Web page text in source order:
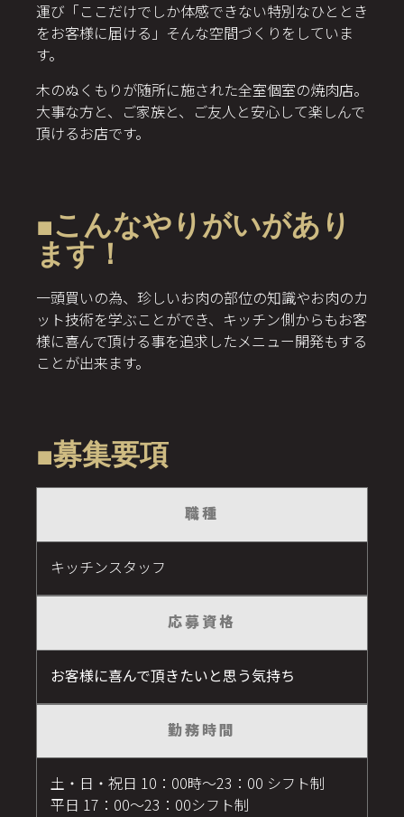
運び「ここだけでしか体感できない特別なひととき
をお客様に届ける」そんな空間づくりをしていま
す。
木のぬくもりが随所に施された全室個室の焼肉店。
大事な方と、ご家族と、ご友人と安心して楽しんで
頂けるお店です。
■こんなやりがいがあり
ます！
一頭買いの為、珍しいお肉の部位の知識やお肉のカ
ット技術を学ぶことができ、キッチン側からもお客
様に喜んで頂ける事を追求したメニュー開発もする
ことが出来ます。
■募集要項
職種
キッチンスタッフ
応募資格
お客様に喜んで頂きたいと思う気持ち
勤務時間
土・日・祝日 10：00時～23：00 シフト制
平日 17：00～23：00シフト制